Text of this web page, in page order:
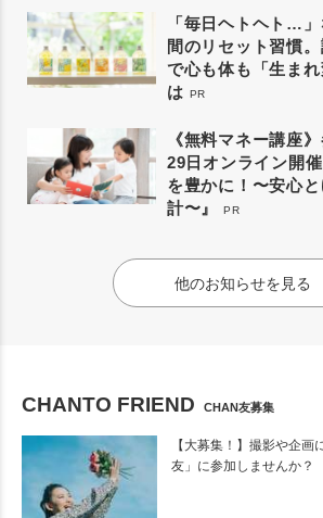
「毎日ヘトヘト…
間のリセット習慣
で心も体も「生ま
は PR
《無料マネー講座
29日オンライン開
を豊かに！〜安心
計〜』
PR
他のお知らせを見る
CHANTO FRIEND CHAN友募集
【大募集！】撮影や企画
友」に参加しませんか？